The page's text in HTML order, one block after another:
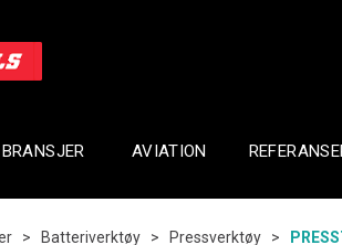
BRANSJER AVIATION
> Batteriverktøy > Pressverktøy >